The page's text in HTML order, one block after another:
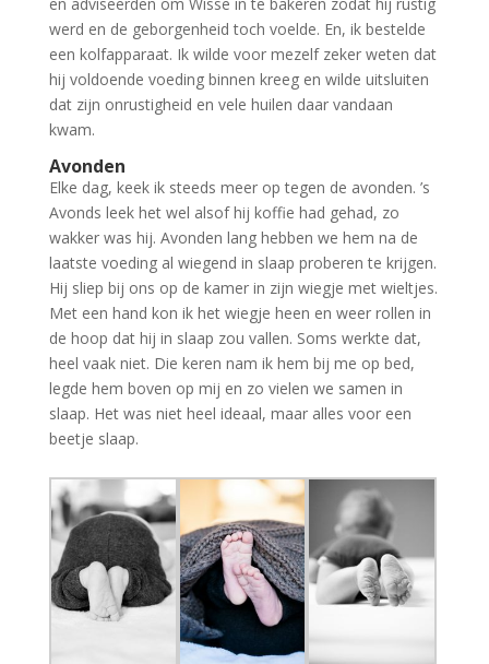
werd en de geborgenheid toch voelde. En, ik bestelde
een kolfapparaat. Ik wilde voor mezelf zeker weten dat
hij voldoende voeding binnen kreeg en wilde uitsluiten
dat zijn onrustigheid en vele huilen daar vandaan
kwam.
Avonden
Elke dag, keek ik steeds meer op tegen de avonden. ’s
Avonds leek het wel alsof hij koffie had gehad, zo
wakker was hij. Avonden lang hebben we hem na de
laatste voeding al wiegend in slaap proberen te krijgen.
Hij sliep bij ons op de kamer in zijn wiegje met wieltjes.
Met een hand kon ik het wiegje heen en weer rollen in
de hoop dat hij in slaap zou vallen. Soms werkte dat,
heel vaak niet. Die keren nam ik hem bij me op bed,
legde hem boven op mij en zo vielen we samen in
slaap. Het was niet heel ideaal, maar alles voor een
beetje slaap.